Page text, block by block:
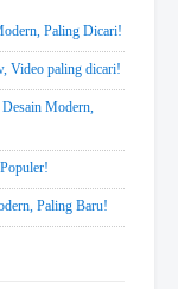
Paling Dicari!
Video paling dicari!
Modern,
Paling Baru!